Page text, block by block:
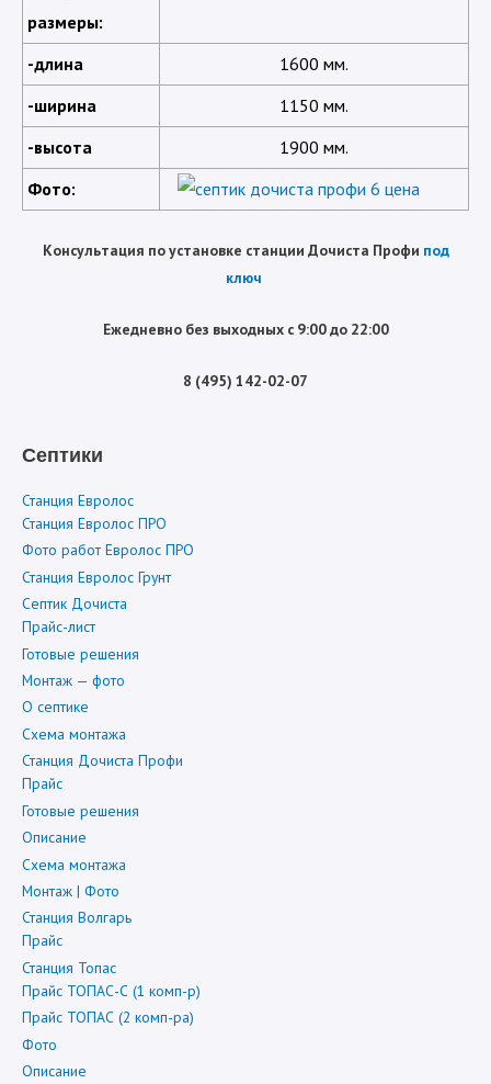
Септики
Станция Евролос
Станция Евролос ПРО
Фото работ Евролос ПРО
Станция Евролос Грунт
Септик Дочиста
Прайс-лист
Готовые решения
Монтаж — фото
О септике
Схема монтажа
Станция Дочиста Профи
Прайс
Готовые решения
Описание
Схема монтажа
Монтаж | Фото
Станция Волгарь
Прайс
Станция Топас
Прайс ТОПАС-С (1 комп-р)
Прайс ТОПАС (2 комп-ра)
Фото
Описание
размеры:
-длина
1600 мм.
-ширина
1150 мм.
-высота
1900 мм.
Фото:
Консультация по установке станции Дочиста Профи под
ключ
Ежедневно без выходных с 9:00 до 22:00
8 (495) 142-02-07